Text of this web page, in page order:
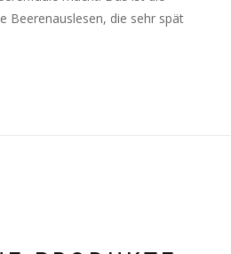
Beerenauslesen, die sehr spät